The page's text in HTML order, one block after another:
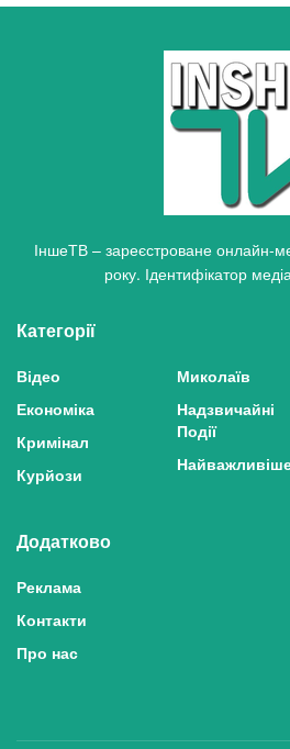
ІншеТВ – зареєстроване онлайн-
року. Ідентифікатор
Категорії
Відео
Економіка
Кримінал
Курйози
Миколаїв
Надзвичайні
Події
Додатково
Реклама
Контакти
Про нас